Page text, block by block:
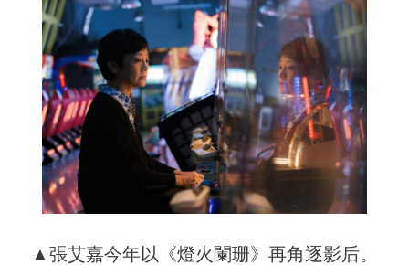
▲張艾嘉今年以《燈火闌珊》再角逐影后。